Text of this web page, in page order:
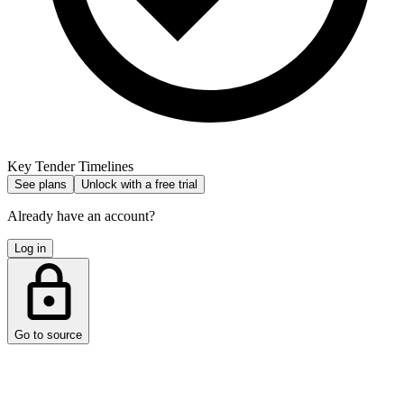
Key Tender Timelines
See plans Unlock with a free trial
Already have an account?
Log in
Go to source